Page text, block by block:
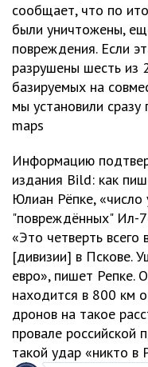
сообщает, что по
были уничтожены,
повреждения. Если
разрушены шесть из
базируемых на
мы установили
maps
Информацию
издания Bild: как
Юлиан Рёпке,
"повреждённых" Ил-
«Это четверть
[дивизии] в Пскове.
евро», пишет Репке.
находится в 800 км
дронов на такое
провале российской
такой удар «никто в